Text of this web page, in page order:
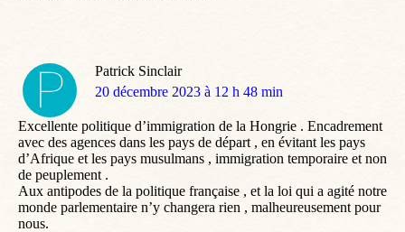
Patrick Sinclair
dit
20 décembre 2023 à 12 h 48 min
Excellente politique d’immigration de la Hongrie . Encadrement
avec des agences dans les pays de départ , en évitant les pays
d’Afrique et les pays musulmans , immigration temporaire et non
de peuplement .
Aux antipodes de la politique française , et la loi qui a agité notre
monde parlementaire n’y changera rien , malheureusement pour
nous.